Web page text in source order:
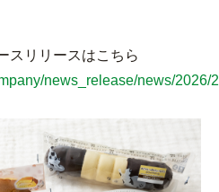
ップ
物件募集・購入
採用情報
スリリースはこちら
news_release/news/2026/